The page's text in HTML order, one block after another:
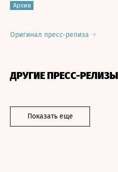
Архив
Оригинал пресс-релиза
ДРУГИЕ ПРЕСС-РЕЛИЗЫ
Показать еще